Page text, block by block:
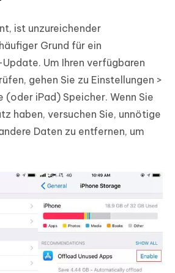
ist unzureichender
Grund für ein
Um Ihren verfügbaren
gehen Sie zu Einstellungen >
(oder iPad) Speicher. Wenn Sie
haben, versuchen Sie, unnötige
Daten zu entfernen, um